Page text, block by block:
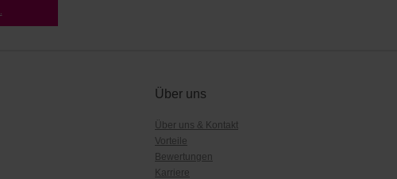
Über uns
Über uns & Kontakt
Vorteile
Bewertungen
Karriere